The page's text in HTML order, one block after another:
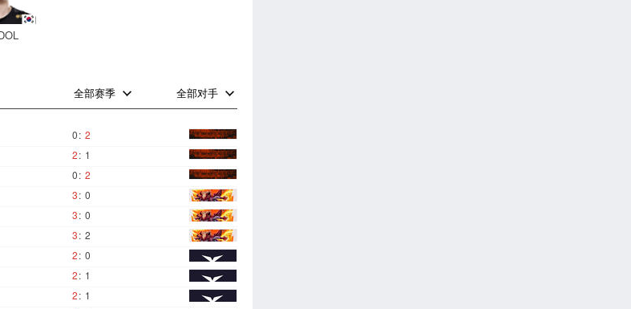
全部赛季 全部对手
0: 2
2: 1
0: 2
3: 0
3: 0
3: 2
2: 0
2: 1
2: 1